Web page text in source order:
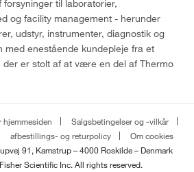
til laboratorier,
og facility management - herunder
udstyr, instrumenter, diagnostik og
med enestående kundepleje fra et
er stolt af at være en del af Thermo
hjemmesiden
Salgsbetingelser og -vilkår
afbestillings- og returpolicy
Om cookies
91, Kamstrup – 4000 Roskilde – Denmark
Scientific Inc. All rights reserved.